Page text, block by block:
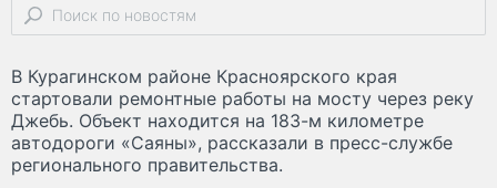
В Курагинском районе Красноярского края
стартовали ремонтные работы на мосту через реку
Джебь. Объект находится на 183-м километре
автодороги «Саяны», рассказали в пресс-службе
регионального правительства.